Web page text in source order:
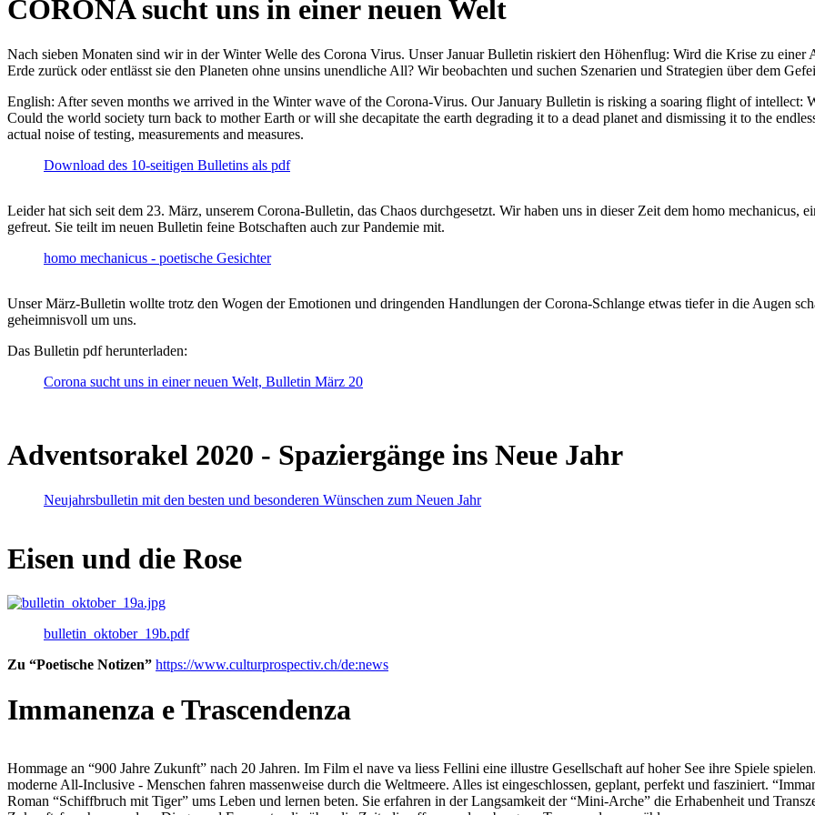
CORONA sucht uns in einer neuen Welt
Nach sieben Monaten sind wir in der Winter Welle des Corona Virus. Unser Januar Bulletin riskiert den Höhenflug: Wird die Krise zu
Erde zurück oder entlässt sie den Planeten ohne unsins unendliche All? Wir beobachten und suchen Szenarien und Strategien über dem
English: After seven months we arrived in the Winter wave of the Corona-Virus. Our January Bulletin is risking a soaring flight of intellect:
Could the world society turn back to mother Earth or will she decapitate the earth degrading it to a dead planet and dismissing it to the
actual noise of testing, measurements and measures.
Download des 10-seitigen Bulletins als pdf
Leider hat sich seit dem 23. März, unserem Corona-Bulletin, das Chaos durchgesetzt. Wir haben uns in dieser Zeit dem homo mechanicus,
gefreut. Sie teilt im neuen Bulletin feine Botschaften auch zur Pandemie mit.
homo mechanicus - poetische Gesichter
Unser März-Bulletin wollte trotz den Wogen der Emotionen und dringenden Handlungen der Corona-Schlange etwas tiefer in die Augen
geheimnisvoll um uns.
Das Bulletin pdf herunterladen:
Corona sucht uns in einer neuen Welt, Bulletin März 20
Adventsorakel 2020 - Spaziergänge ins Neue Jahr
Neujahrsbulletin mit den besten und besonderen Wünschen zum Neuen Jahr
Eisen und die Rose
bulletin_oktober_19b.pdf
Zu “Poetische Notizen” https://www.culturprospectiv.ch/de:news
Immanenza e Trascendenza
Hommage an “900 Jahre Zukunft” nach 20 Jahren. Im Film el nave va liess Fellini eine illustre Gesellschaft auf hoher See ihre Spiele
moderne All-Inclusive - Menschen fahren massenweise durch die Weltmeere. Alles ist eingeschlossen, geplant, perfekt und fasziniert.
Roman “Schiffbruch mit Tiger” ums Leben und lernen beten. Sie erfahren in der Langsamkeit der “Mini-Arche” die Erhabenheit und